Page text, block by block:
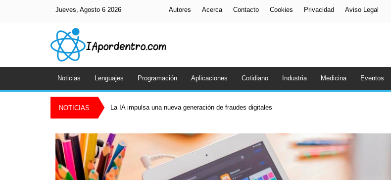
Jueves, Agosto 6 2026 Autores Acerca Contacto Cookies Privacidad Aviso Legal
Noticias Lenguajes Programación Aplicaciones Cotidiano Industria Medicina Eventos
NOTICIAS La IA impulsa una nueva generación de fraudes digitales